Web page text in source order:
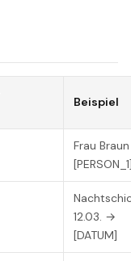
Beispiel
Frau
12.03. →
[DATUM]